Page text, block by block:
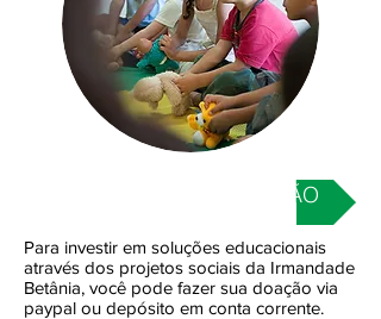
INVESTIR EM EDUCAÇÃO
Para investir em soluções educacionais
através dos projetos sociais da Irmandade
Betânia, você pode fazer sua doação via
paypal ou depósito em conta corrente.